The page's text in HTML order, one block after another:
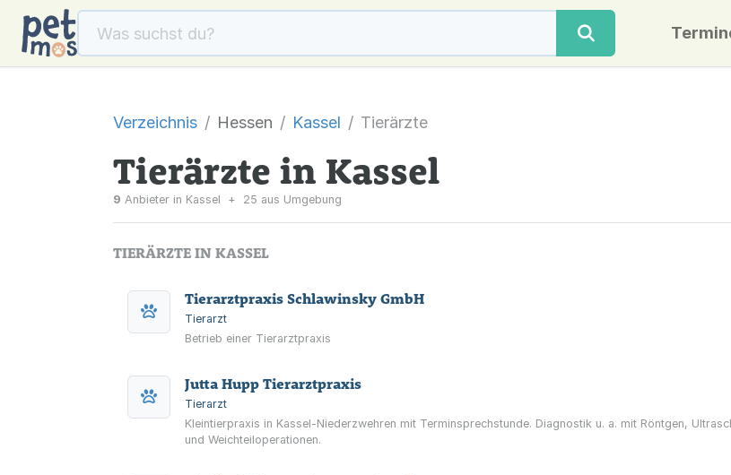
Verzeichnis Hessen Kassel Tierärzte
Tierärzte in Kassel
9 Anbieter in Kassel + 25 aus Umgebung
TIERÄRZTE IN KASSEL
Tierarztpraxis Schlawinsky GmbH
Tierarzt
Betrieb einer Tierarztpraxis
Jutta Hupp Tierarztpraxis
Tierarzt
Kleintierpraxis in Kassel-Niederzwehren mit Terminsprechstunde. Diagnostik u. a. mit Röntgen,
und Weichteiloperationen.